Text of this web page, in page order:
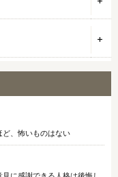
、怖いものはない
に感謝できる人格は後悔し